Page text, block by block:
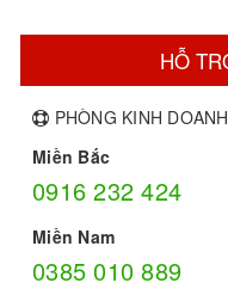
HỖ
PHÒNG KINH DOANH
Miền Bắc
0916 232 424
Miền Nam
0385 010 889